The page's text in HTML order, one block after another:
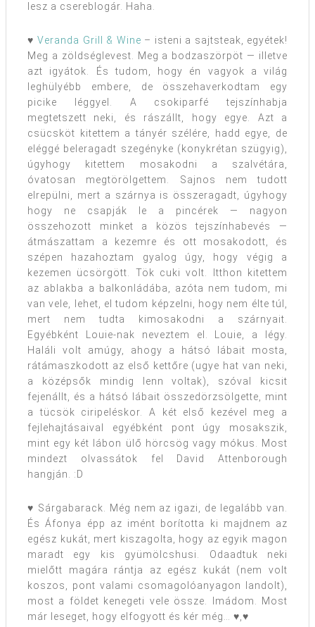
lesz a csereblogár. Haha.
♥ Veranda Grill & Wine – isteni a sajtsteak, egyétek!
Meg a zöldséglevest. Meg a bodzaszörpöt — illetve
azt igyátok. És tudom, hogy én vagyok a világ
leghülyébb embere, de összehaverkodtam egy
picike léggyel. A csokiparfé tejszínhabja
megtetszett neki, és rászállt, hogy egye. Azt a
csücsköt kitettem a tányér szélére, hadd egye, de
eléggé beleragadt szegényke (konykrétan szügyig),
úgyhogy kitettem mosakodni a szalvétára,
óvatosan megtörölgettem. Sajnos nem tudott
elrepülni, mert a szárnya is összeragadt, úgyhogy
hogy ne csapják le a pincérek — nagyon
összehozott minket a közös tejszínhabevés —
átmászattam a kezemre és ott mosakodott, és
szépen hazahoztam gyalog úgy, hogy végig a
kezemen ücsörgött. Tök cuki volt. Itthon kitettem
az ablakba a balkonládába, azóta nem tudom, mi
van vele, lehet, el tudom képzelni, hogy nem élte túl,
mert nem tudta kimosakodni a szárnyait.
Egyébként Louie-nak neveztem el. Louie, a légy.
Haláli volt amúgy, ahogy a hátsó lábait mosta,
rátámaszkodott az első kettőre (ugye hat van neki,
a középsők mindig lenn voltak), szóval kicsit
fejenállt, és a hátsó lábait összedörzsölgette, mint
a tücsök ciripeléskor. A két első kezével meg a
fejlehajtásaival egyébként pont úgy mosakszik,
mint egy két lábon ülő hörcsög vagy mókus. Most
mindezt olvassátok fel David Attenborough
hangján. :D
♥ Sárgabarack. Még nem az igazi, de legalább van.
És Áfonya épp az imént borította ki majdnem az
egész kukát, mert kiszagolta, hogy az egyik magon
maradt egy kis gyümölcshusi. Odaadtuk neki
mielőtt magára rántja az egész kukát (nem volt
koszos, pont valami csomagolóanyagon landolt),
most a földet kenegeti vele össze. Imádom. Most
már leseget, hogy elfogyott és kér még… ♥,♥